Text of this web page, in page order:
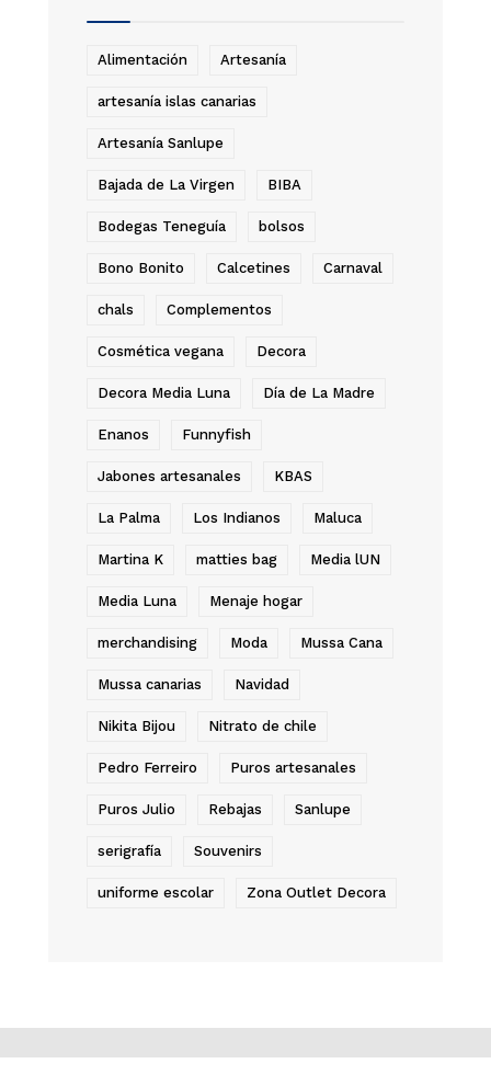
Alimentación Artesanía
artesanía islas canarias
Artesanía Sanlupe
Bajada de La Virgen BIBA
Bodegas Teneguía bolsos
Bono Bonito Calcetines Carnaval
chals Complementos
Cosmética vegana Decora
Decora Media Luna Día de La Madre
Enanos Funnyfish
Jabones artesanales KBAS
La Palma Los Indianos Maluca
Martina K matties bag Media lUN
Media Luna Menaje hogar
merchandising Moda Mussa Cana
Mussa canarias Navidad
Nikita Bijou Nitrato de chile
Pedro Ferreiro Puros artesanales
Puros Julio Rebajas Sanlupe
serigrafía Souvenirs
uniforme escolar Zona Outlet Decora